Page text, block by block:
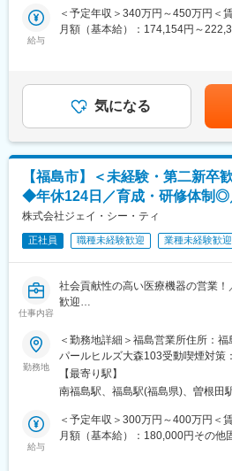
のタイミングでMRIなどの提案も行
貢献するやりがいある仕事です。
ル部門、開業医向けの営業部門の
す。
各営業所によって規模感は異なり
■医療業界未経験でも安心の教育体
・入社時の導入研修に加え、3か月
OJTで営業先、納品先、商材を覚え
業目標がつかない育成期間となり、
ます。
・メーカー営業の方と同行や勉強会
だくことが可能です。製品詳細に
フォロー頂けます。
・医療福祉・科学機器の総合商社
ますので、商品や使い方の知識を自
■同社の魅力：
・医薬品、医療機器、事務用品等
多い中で、同社は薬以外の病院にお
意識し、安心・安全を強化して、
大の目標としています。扱う商材
給与
＜予定年収＞340万円～450万円＜
月額（基本給）：174,154円～
年収はあくまでも目安の金額であ
性があります。※固定残業金額は給
給：年1回■賞与：年2回（昨年実績
も目安の金額であり、選考を通じ
月給(月額)は固定手当を含めた表記
気になる
【福島市】＜未経験・第二新卒
◆年休124日／育成・研修体制◎
株式会社ジェイ・シー・ティ
正社員 職種未経験歓迎 業種未経験歓迎
仕事内容
社会貢献性の高い医療機器の営業
歓迎
■担当業務
病院などの医療機関へ、当社が扱
す。扱う商品は、自社ブランドの
具）を中心に、フットケア用品、
療向けの機器など幅広くあります。
担当いただくのは、すでにお取引
業に加え、新しい医療機関への提案
勤務地
＜勤務地詳細＞福島営業所住所：
パールヒルズ大森103受動喫煙対策
【最寄り駅】
南福島駅、福島駅(福島県)、曽根田
給与
＜予定年収＞300万円～400万円＜
月額（基本給）：180,000円その他